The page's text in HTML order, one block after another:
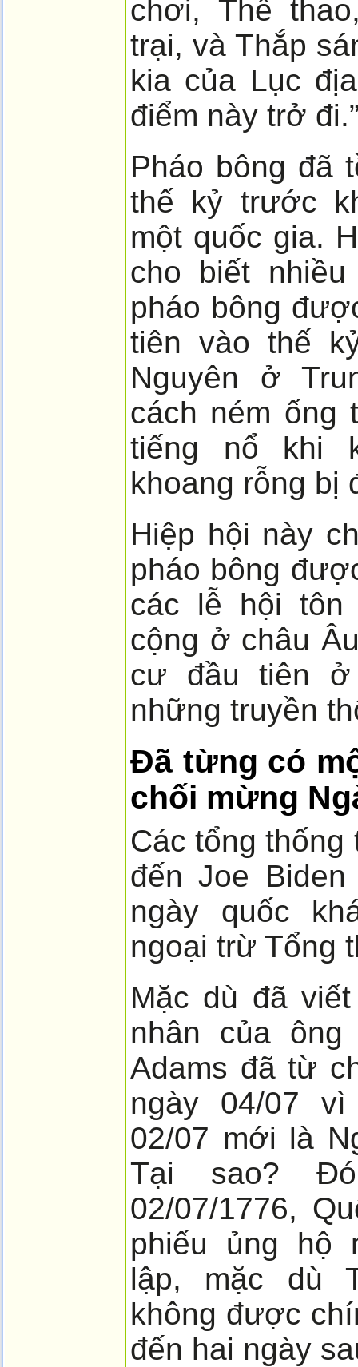
chơi, Thể
trại, và Thắp
kia của Lục
điểm này trở
Pháo bông đã
thế kỷ trước
một quốc gia.
cho biết
pháo bông
tiên vào thế
Nguyên ở
cách ném ống
tiếng nổ khi
khoang rỗng bị
Hiệp hội này
pháo bông
các lễ hội
cộng ở châu
cư đầu tiên
những truyền
Đã từng có
chối mừng
Các tổng thống
đến Joe
ngày quốc
ngoại trừ Tổng
Mặc dù đã
nhân của
Adams đã từ
ngày 04/07
02/07 mới là
Tại sao?
02/07/1776,
phiếu ủng hộ
lập, mặc dù
không được
đến hai ngày